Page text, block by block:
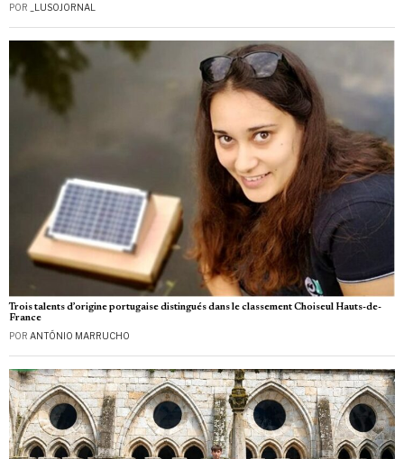
POR _LUSOJORNAL
Trois talents d’origine portugaise distingués dans le classement Choiseul Hauts-de-
France
POR ANTÓNIO MARRUCHO